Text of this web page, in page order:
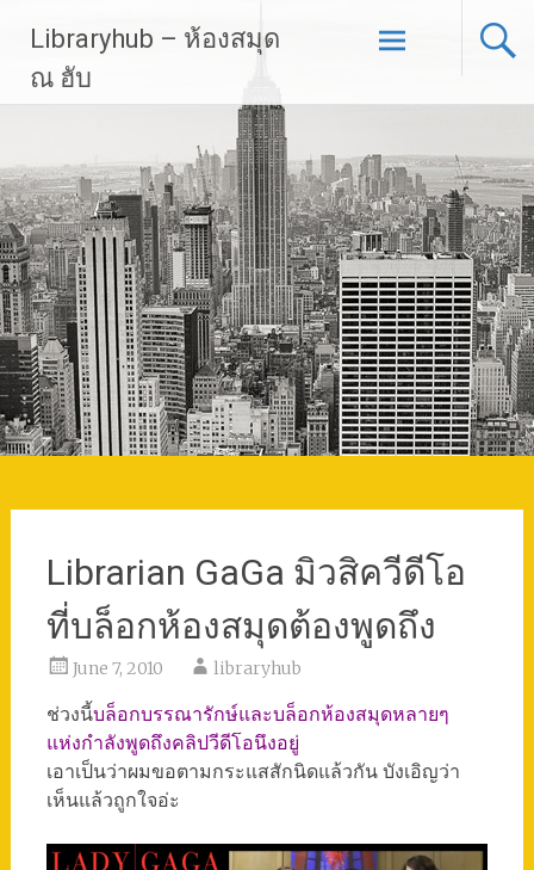
content
Libraryhub – ห้องสมุด
ณ ฮับ
Librarian GaGa มิวสิควีดีโอ
ที่บล็อกห้องสมุดต้องพูดถึง
June 7, 2010 libraryhub
ช่วงนี้บล็อกบรรณารักษ์และบล็อกห้องสมุดหลายๆ
แห่งกำลังพูดถึงคลิปวีดีโอนึงอยู่
เอาเป็นว่าผมขอตามกระแสสักนิดแล้วกัน บังเอิญว่า
เห็นแล้วถูกใจอ่ะ